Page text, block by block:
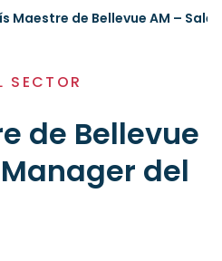
Maestre de Bellevue AM –
SECTOR
de Bellevue
del